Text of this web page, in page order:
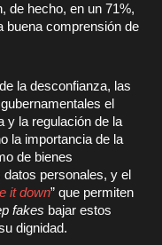
de hecho, en un 71%,
buena comprensión de
la desconfianza, las
el
y la regulación de la
la importancia de la
de bienes
personales, y el
it down” que permiten
fakes bajar estos
dignidad.